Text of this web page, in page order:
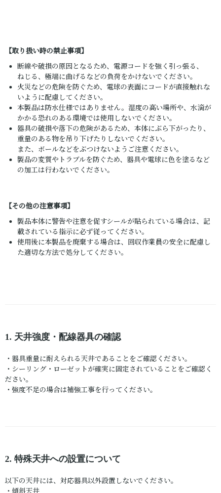
【取り扱い時の禁止事項】
断線や破損の原因となるため、電源コードを強く引っ張る、
ねじる、極端に曲げるなどの負荷をかけないでください。
火災などの危険を防ぐため、電球の表面にコードが直接触れな
いように配慮してください。
本製品は防水仕様ではありません。湿度の高い場所や、水滴が
かかる恐れのある環境では使用しないでください。
器具の破損や落下の危険があるため、本体にぶら下がったり、
重量のある物を吊り下げたりしないでください。
また、ボールなどをぶつけないようご注意ください。
製品の変質やトラブルを防ぐため、器具や電球に色を塗るなど
の加工は行わないでください。
【その他の注意事項】
製品本体に警告や注意を促すシールが貼られている場合は、記
載されている指示に必ず従ってください。
使用後に本製品を廃棄する場合は、回収作業員の安全に配慮し
た適切な方法で処分してください。
1. 天井強度・配線器具の確認
・器具重量に耐えられる天井であることをご確認ください。
・シーリング・ローゼットが確実に固定されていることをご確認く
ださい。
・強度不足の場合は補強工事を行ってください。
2. 特殊天井への設置について
以下の天井には、対応器具以外設置しないでください。